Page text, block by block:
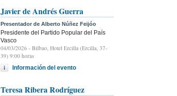
Javier de Andrés Guerra
Presentador de Alberto Núñez Feijóo
Presidente del Partido Popular del País
Vasco
04/03/2026 - Bilbao, Hotel Ercilla (Ercilla, 37-
39) 9:00 horas
Información del evento
Teresa Ribera Rodríguez